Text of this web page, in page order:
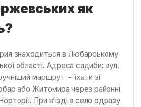
як
знаходиться в Любарському
області. Адреса садиби: вул.
маршрут − їхати зі
або Житомира через районні
При в’їзді в село одразу